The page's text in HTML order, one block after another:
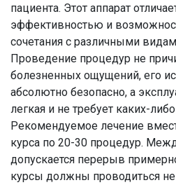
пациента. Этот аппарат
эффективностью и
сочетания с различными
Проведение процедур не
болезненных ощущений, его
абсолютно безопасно, а
легкая и не требует каких-
Рекомендуемое лечение
курса по 20-30 процедур.
допускается перерыв
курсы должны проводиться